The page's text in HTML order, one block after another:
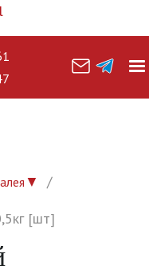
▼
[шт]